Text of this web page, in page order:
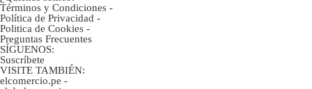
Términos y Condiciones -
Política de Privacidad -
Politica de Cookies -
Preguntas Frecuentes
SÍGUENOS:
Suscríbete
VISITE TAMBIÉN:
elcomercio.pe -